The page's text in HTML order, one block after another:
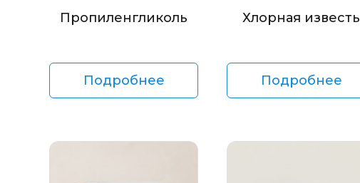
Пропиленгликоль
Подробнее
Хлорная известь
Подробнее